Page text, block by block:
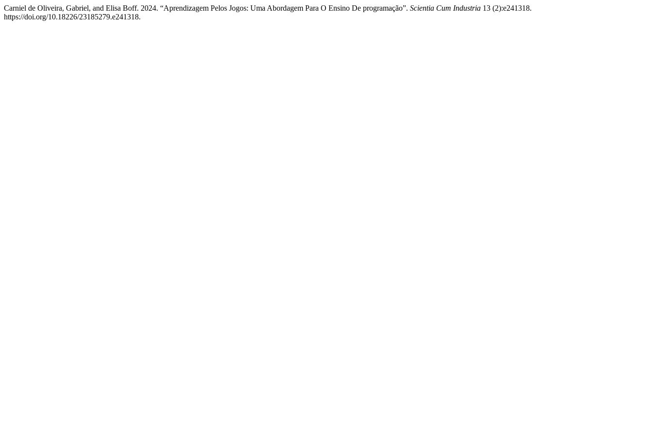
Carniel de Oliveira, Gabriel, and Elisa Boff. 2024. “Aprendizagem Pelos Jogos: Uma Abordagem Para O Ensino De programação”. Scientia Cum Industria 13 (2):e241318.
https://doi.org/10.18226/23185279.e241318.